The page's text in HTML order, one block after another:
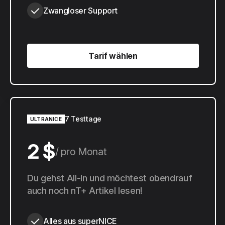
Zwangloser Support
Tarif wählen
Tarif wählen
ULTRANICE 7 Testtage
2 $ pro Monat
20 $ pro Jahr
Du gehst All-In und möchtest obendrauf
auch noch nT+ Artikel lesen!
Alles aus superNICE